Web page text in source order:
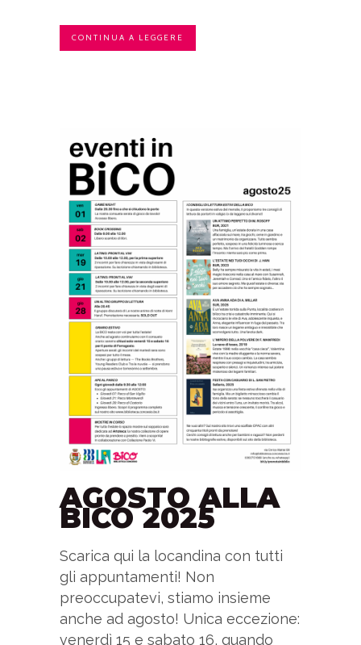
CONTINUA A LEGGERE
AGOSTO ALLA
BICO 2025
Scarica qui la locandina con tutti
gli appuntamenti! Non
preoccupatevi, stiamo insieme
anche ad agosto! Unica eccezione:
venerdì 15 e sabato 16, quando